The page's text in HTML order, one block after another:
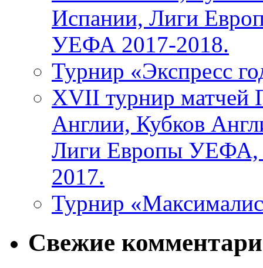
Испании, Лиги
УЕФА 2017-2018.
Турнир «Экспресс
XVII турнир матчей
Англии, Кубков
Лиги Европы УЕФА,
2017.
Турнир
Свежие